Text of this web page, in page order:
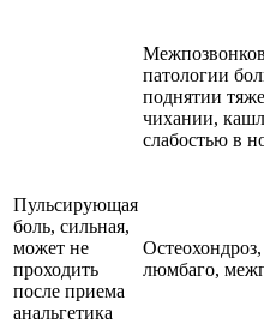
патологии
поднятии
чихании,
слабостью в
Пульсирующая
боль, сильная,
может не
проходить
после приема
анальгетика
люмбаго,